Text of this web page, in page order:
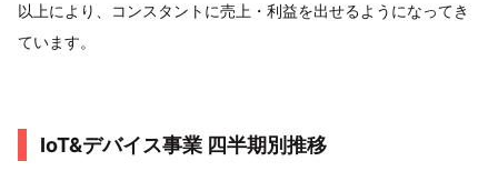
以上により、コンスタントに売上・利益を出せるようになってき
ています。
IoT&デバイス事業 四半期別推移